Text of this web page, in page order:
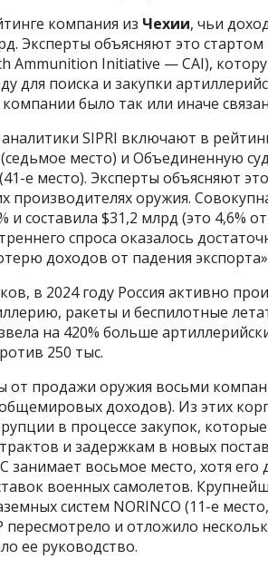
компания из Чехии, чьи
Эксперты объясняют это
Ammunition Initiative — CAI),
для поиска и закупки
было так или иначе
SIPRI включают в
место) и Объединенную
е место). Эксперты объясняют
производителях оружия.
и составила $31,2 млрд (это
спроса оказалось
доходов от падения
в 2024 году Россия активно
ракеты и беспилотные
на 420% больше
250 тыс.
от продажи оружия восьми
доходов). Из этих
в процессе закупок,
и задержкам в новых
занимает восьмое место, хотя его
военных самолетов.
систем NORINCO (11-е
и отложило
ее руководство.